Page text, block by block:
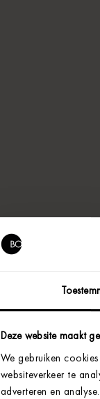
Deze website maakt
We gebruiken
websiteverkeer te
adverteren en